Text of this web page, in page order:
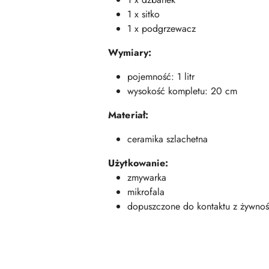
1 x sitko
1 x podgrzewacz
Wymiary:
pojemność: 1 litr
wysokość kompletu: 20 cm
Materiał:
ceramika szlachetna
Użytkowanie:
zmywarka
mikrofala
dopuszczone do kontaktu z